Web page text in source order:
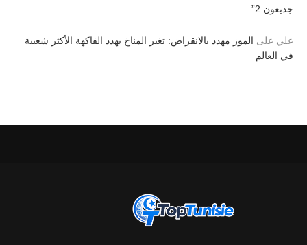
جديعون 2”
علي على الموز مهدد بالانقراض: تغير المناخ يهدد الفاكهة الأكثر شعبية
في العالم